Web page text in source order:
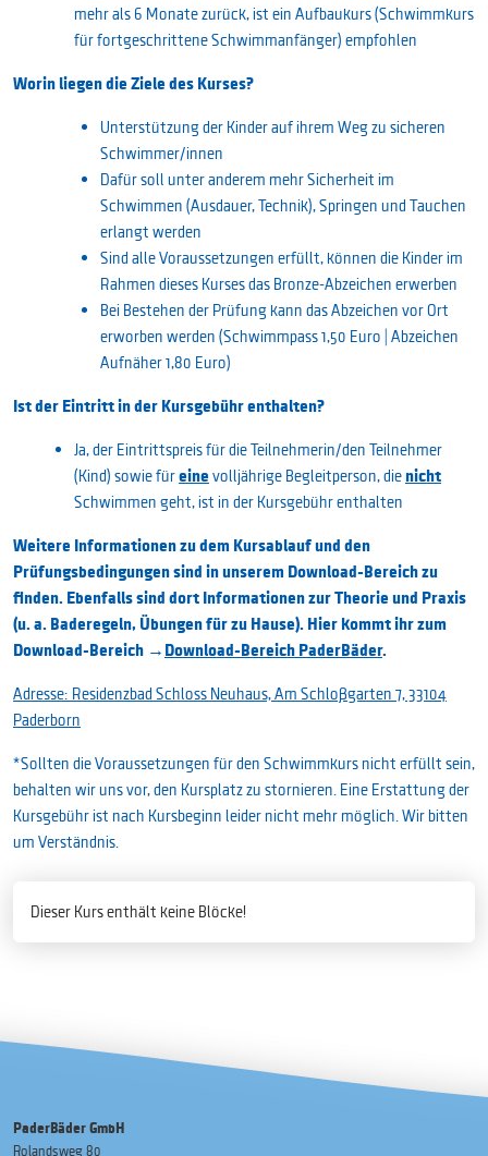
mehr als 6 Monate zurück, ist ein Aufbaukurs (Schwimmkurs
für fortgeschrittene Schwimmanfänger) empfohlen
Worin liegen die Ziele des Kurses?
Unterstützung der Kinder auf ihrem Weg zu sicheren
Schwimmer/innen
Dafür soll unter anderem mehr Sicherheit im
Schwimmen (Ausdauer, Technik), Springen und Tauchen
erlangt werden
Sind alle Voraussetzungen erfüllt, können die Kinder im
Rahmen dieses Kurses das Bronze-Abzeichen erwerben
Bei Bestehen der Prüfung kann das Abzeichen vor Ort
erworben werden (Schwimmpass 1,50 Euro | Abzeichen
Aufnäher 1,80 Euro)
Ist der Eintritt in der Kursgebühr enthalten?
Ja, der Eintrittspreis für die Teilnehmerin/den Teilnehmer
(Kind) sowie füreine volljährige Begleitperson, dienicht
Schwimmen geht, ist in der Kursgebühr enthalten
Weitere Informationen zu dem Kursablauf und den
Prüfungsbedingungen sind in unserem Download-Bereich zu
finden. Ebenfalls sind dort Informationen zur Theorie und Praxis
(u. a. Baderegeln, Übungen für zu Hause). Hier kommt ihr zum
Download-Bereich →Download-Bereich PaderBäder.
Adresse: Residenzbad Schloss Neuhaus, Am Schloßgarten 7, 33104
Paderborn
*Sollten die Voraussetzungen für den Schwimmkurs nicht erfüllt sein,
behalten wir uns vor, den Kursplatz zu stornieren. Eine Erstattung der
Kursgebühr ist nach Kursbeginn leider nicht mehr möglich. Wir bitten
um Verständnis.
Dieser Kurs enthält keine Blöcke!
PaderBäder GmbH
Rolandsweg 80